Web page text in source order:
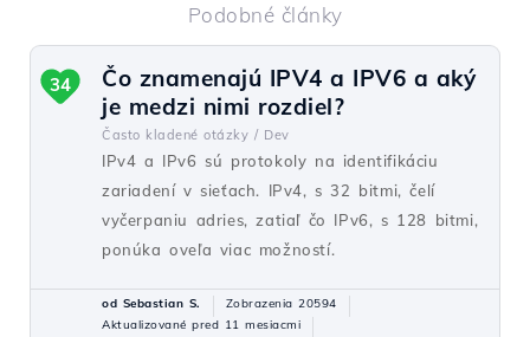
Podobné články
Čo znamenajú IPV4 a IPV6 a aký
je medzi nimi rozdiel?
Často kladené otázky / Dev
IPv4 a IPv6 sú protokoly na identifikáciu
zariadení v sieťach. IPv4, s 32 bitmi, čelí
vyčerpaniu adries, zatiaľ čo IPv6, s 128 bitmi,
ponúka oveľa viac možností.
34
od Sebastian S.
Zobrazenia 20594
Aktualizované pred 11 mesiacmi